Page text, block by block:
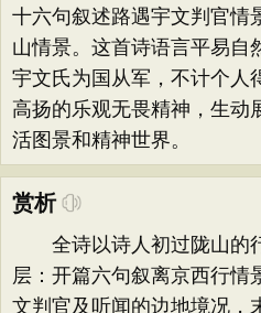
十六句叙述路遇宇文判官情
山情景。这首诗语言平易自
宇文氏为国从军，不计个人
高扬的乐观无畏精神，生动
活图景和精神世界。
赏析
全诗以诗人初过陇山的
层：开篇六句叙离京西行情
文判官及听闻的边地境况，